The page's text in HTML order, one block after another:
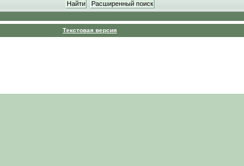
Текстовая версия